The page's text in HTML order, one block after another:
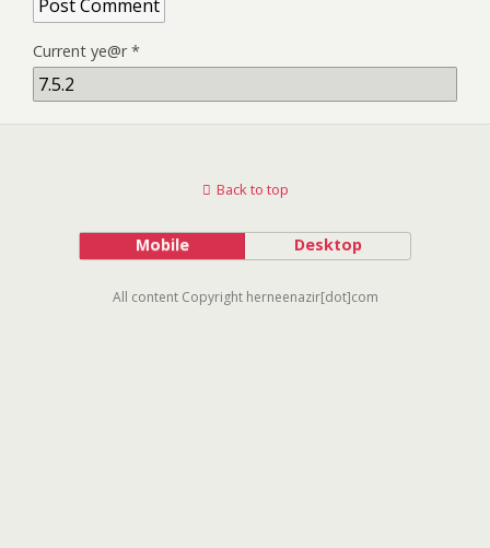
Current ye@r*
Back to top
Mobile Desktop
All content Copyright herneenazir[dot]com